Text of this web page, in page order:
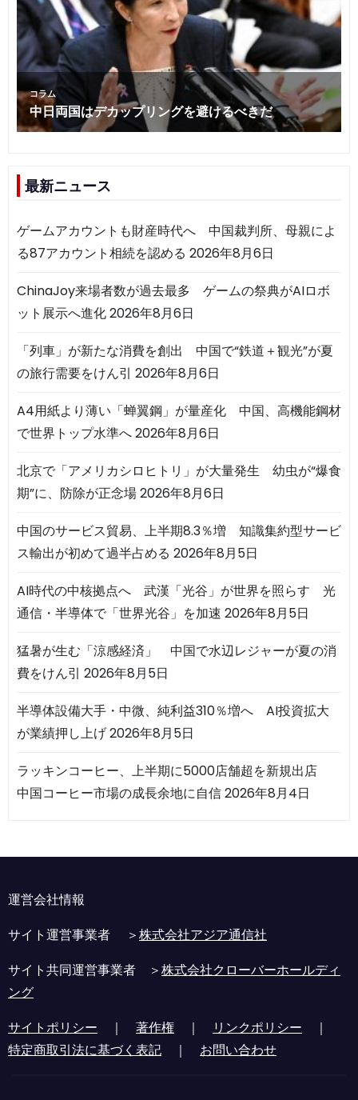
最新ニュース
ゲームアカウントも財産時代へ 中国裁判所、母親によ
る87アカウント相続を認める 2026年8月6日
ChinaJoy来場者数が過去最多 ゲームの祭典がAIロボ
ット展示へ進化2026年8月6日
「列車」が新たな消費を創出 中国で“鉄道＋観光”が夏
の旅行需要をけん引 2026年8月6日
A4用紙より薄い「蝉翼鋼」が量産化 中国、高機能鋼材
で世界トップ水準へ2026年8月6日
北京で「アメリカシロヒトリ」が大量発生 幼虫が“爆食
期”に、防除が正念場2026年8月6日
中国のサービス貿易、上半期8.3％増 知識集約型サービ
ス輸出が初めて過半占める 2026年8月5日
AI時代の中核拠点へ 武漢「光谷」が世界を照らす 光
通信・半導体で「世界光谷」を加速 2026年8月5日
猛暑が生む「涼感経済」 中国で水辺レジャーが夏の消
費をけん引 2026年8月5日
半導体設備大手・中微、純利益310％増へ AI投資拡大
が業績押し上げ2026年8月5日
ラッキンコーヒー、上半期に5000店舗超を新規出店
中国コーヒー市場の成長余地に自信2026年8月4日
運営会社情報
サイト運営事業者 ＞株式会社アジア通信社
サイト共同運営事業者 ＞株式会社クローバーホールディ
ング
サイトポリシー ｜ 著作権 ｜ リンクポリシー ｜
特定商取引法に基づく表記 ｜ お問い合わせ